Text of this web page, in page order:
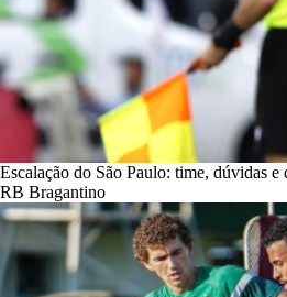
Escalação do São Paulo: time, dúvidas e
RB Bragantino